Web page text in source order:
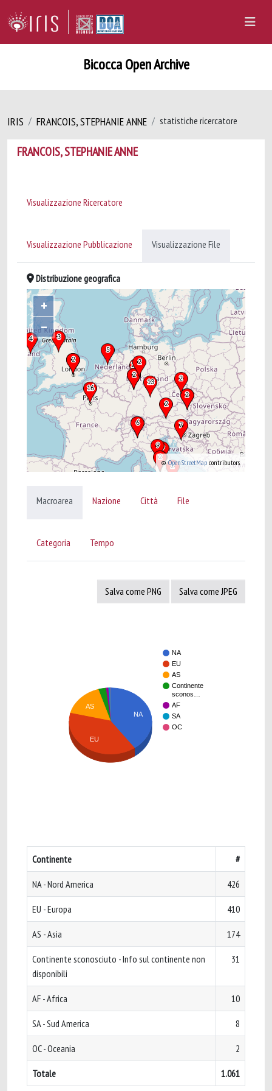
Bicocca Open Archive
IRIS FRANCOIS, STEPHANIE ANNE statistiche ricercatore
FRANCOIS, STEPHANIE ANNE
Visualizzazione Ricercatore
Visualizzazione Pubblicazione Visualizzazione File
Distribuzione geografica
+
–
©OpenStreetMap contributors.
Macroarea Nazione Città File
Categoria Tempo
Salva come PNG Salva come JPEG
NA
EU
AS
Continente
sconos…
AF
SA
OC
NA
AS
EU
Continente #
NA - Nord America 426
EU - Europa 410
AS - Asia 174
Continente sconosciuto - Info sul continente non
disponibili
31
AF - Africa 10
SA - Sud America 8
OC - Oceania 2
Totale 1.061